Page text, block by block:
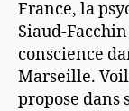
France, la
Siaud-
conscience
Marseille.
propose dans